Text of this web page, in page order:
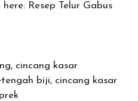
Resep Telur Gabus
cincang kasar
biji, cincang kasar